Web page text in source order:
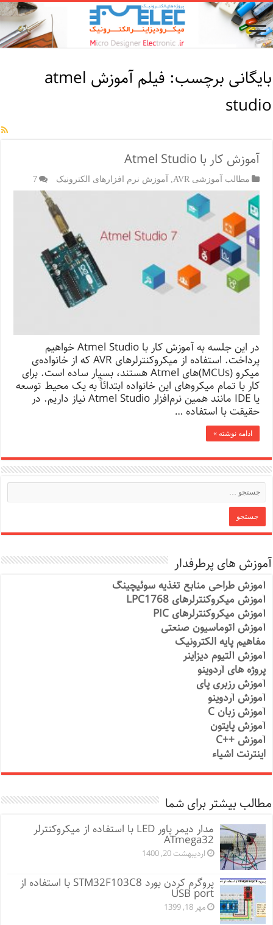
بایگانی برچسب:
فیلم آموزش atmel
studio
آموزش کار با Atmel Studio
مطالب آموزشی AVR آموزش نرم افزارهای الکترونیک 7
در این جلسه به آموزش کار با Atmel Studio خواهیم
پرداخت. استفاده از میکروکنترلرهای AVR که از خانواده‌ی
میکرو (MCUs)‌های Atmel هستند، بسیار ساده است. برای
کار با تمام میکروهای این خانواده ابتدائاً به یک محیط توسعه
یا IDE مانند همین نرم‌افزار Atmel Studio نیاز داریم. در
حقیقت با استفاده …
ادامه نوشته »
آموزش های پرطرفدار
آموزش طراحی منابع تغذیه سوئیچینگ
آموزش میکروکنترلرهای LPC1768
آموزش میکروکنترلرهای PIC
آموزش اتوماسیون صنعتی
مفاهیم پایه الکترونیک
آموزش آلتیوم دیزاینر
پروژه های آردوینو
آموزش رزبری پای
آموزش آردوینو
آموزش زبان C
آموزش پایتون
آموزش ++C
اینترنت اشیاء
مطالب بیشتر برای شما
مدار دیمر پاور LED با استفاده از میکروکنترلر
ATmega32
اردیبهشت 20, 1400
پروگرم کردن بورد STM32F103C8 با استفاده از
USB port
مهر 18, 1399